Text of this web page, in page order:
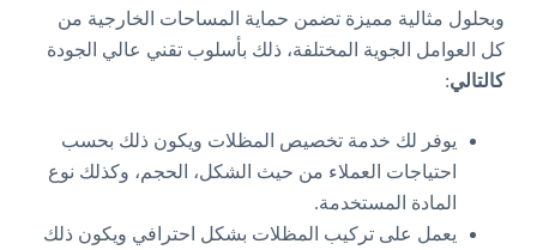
وبحلول مثالية مميزة تضمن حماية المساحات الخارجية من
كل العوامل الجوية المختلفة، ذلك بأسلوب تقني عالي الجودة
كالتالي:
يوفر لك خدمة تخصيص المظلات ويكون ذلك بحسب
احتياجات العملاء من حيث الشكل، الحجم، وكذلك نوع
المادة المستخدمة.
يعمل على تركيب المظلات بشكل احترافي ويكون ذلك